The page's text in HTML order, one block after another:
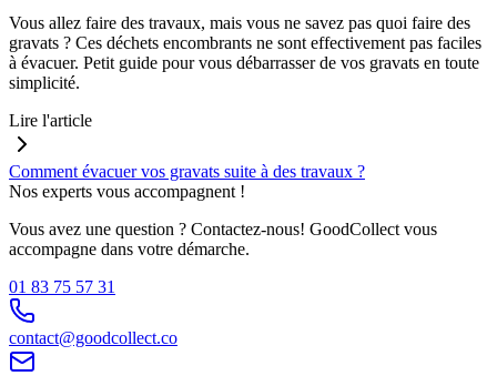
Vous allez faire des travaux, mais vous ne savez pas quoi faire des
gravats ? Ces déchets encombrants ne sont effectivement pas faciles
à évacuer. Petit guide pour vous débarrasser de vos gravats en toute
simplicité.
Lire l'article
Comment évacuer vos gravats suite à des travaux ?
Nos experts vous accompagnent !
Vous avez une question ? Contactez-nous! GoodCollect vous
accompagne dans votre démarche.
01 83 75 57 31
contact@goodcollect.co